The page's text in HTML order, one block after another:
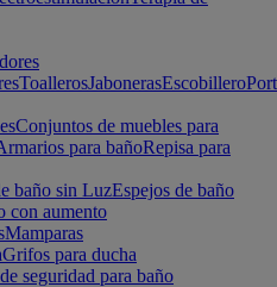
ToallerosJabonerasEscobillero
Conjuntos de muebles para
para bañoRepisa para
baño sin LuzEspejos de baño
con aumento
Mamparas
Grifos para ducha
seguridad para baño